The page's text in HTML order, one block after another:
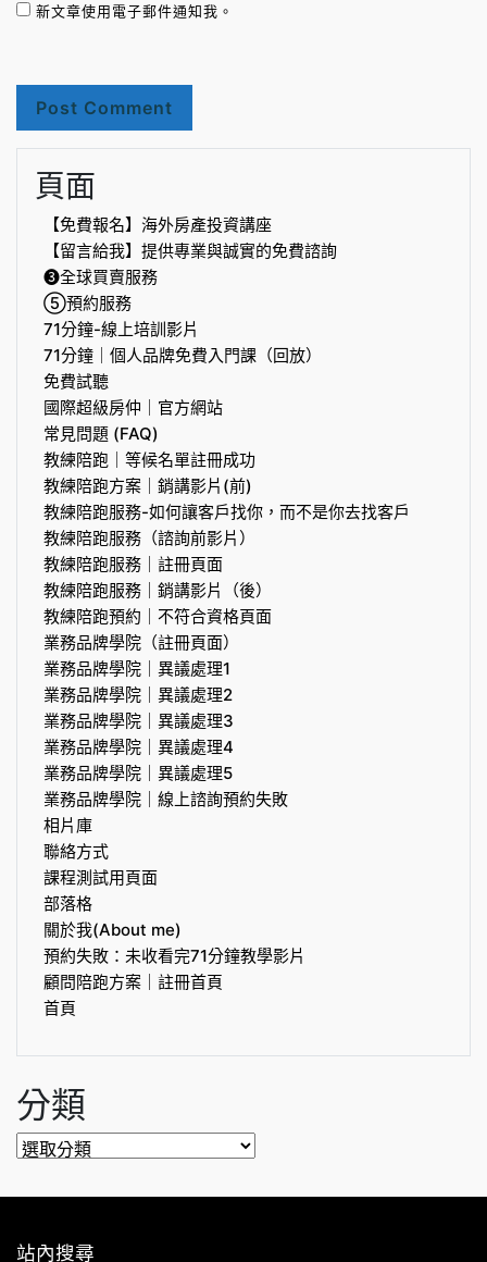
新文章使用電子郵件通知我。
頁面
【免費報名】海外房產投資講座
【留言給我】提供專業與誠實的免費諮詢
❸全球買賣服務
⑤預約服務
71分鐘-線上培訓影片
71分鐘｜個人品牌免費入門課（回放）
免費試聽
國際超級房仲｜官方網站
常見問題 (FAQ)
教練陪跑｜等候名單註冊成功
教練陪跑方案｜銷講影片(前)
教練陪跑服務-如何讓客戶找你，而不是你去找客戶
教練陪跑服務（諮詢前影片）
教練陪跑服務｜註冊頁面
教練陪跑服務｜銷講影片（後）
教練陪跑預約｜不符合資格頁面
業務品牌學院（註冊頁面）
業務品牌學院｜異議處理1
業務品牌學院｜異議處理2
業務品牌學院｜異議處理3
業務品牌學院｜異議處理4
業務品牌學院｜異議處理5
業務品牌學院｜線上諮詢預約失敗
相片庫
聯絡方式
課程測試用頁面
部落格
關於我(About me)
預約失敗：未收看完71分鐘教學影片
顧問陪跑方案｜註冊首頁
首頁
分類
分
站內搜尋